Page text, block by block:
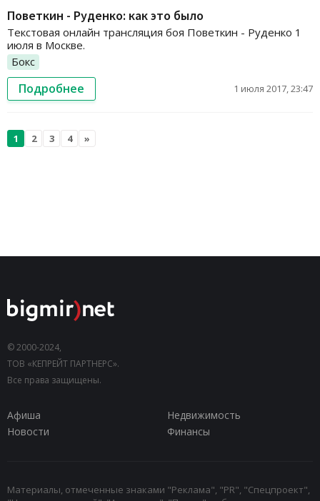
Поветкин - Руденко: как это было
Текстовая онлайн трансляция боя Поветкин - Руденко 1
июля в Москве.
Бокс
Подробнее 1 июля 2017, 23:47
1 2 3 4 »
© 2000-2024,
ТОВ «КЕПРЕЙТ ПАРТНЕРС».
Все права защищены.
Афиша
Недвижимость
Новости
Финансы
Материалы, отмеченные знаками "Реклама", "PR", "Спецпроект",